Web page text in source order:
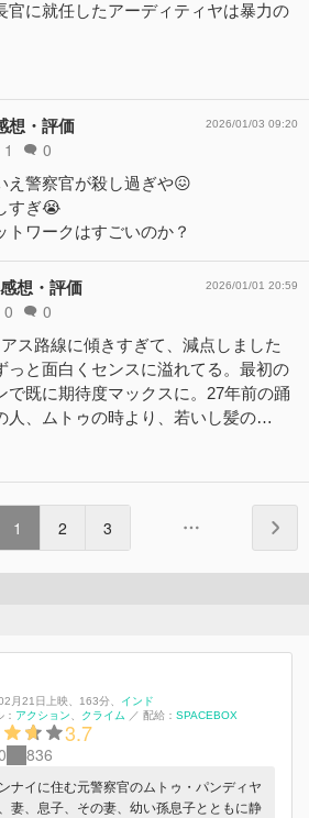
官に就任したアーディティヤは暴力の
想・評価
1 0
2026/01/03 09:20
え警察官が殺し過ぎや😖
すぎ😭
トワークはすごいのか？
想・評価
0 0
2026/01/01 20:59
ス路線に傾きすぎて、減点しました
っと面白くセンスに溢れてる。最初の
で既に期待度マックスに。27年前の踊
人、ムトゥの時より、若いし髪の…
1 2 3
月21日上映 163分
インド
アクション クライム ／ 配給： SPACEBOX
3.7
836
ナイに住む元警察官のムトゥ・パンディヤ
妻、息子、その妻、幼い孫息子とともに静